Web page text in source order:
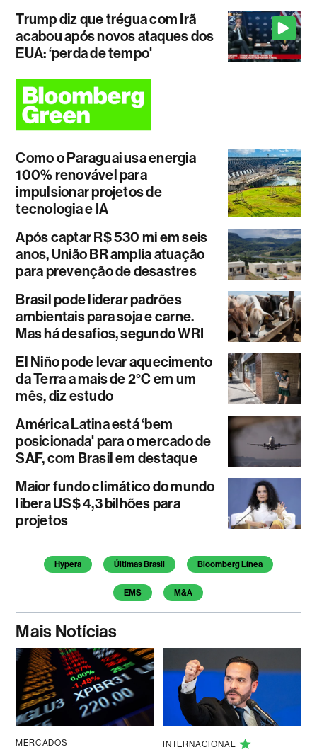
Trump diz que trégua com Irã
acabou após novos ataques dos
EUA: ‘perda de tempo'
Como o Paraguai usa energia
100% renovável para
impulsionar projetos de
tecnologia e IA
Após captar R$ 530 mi em seis
anos, União BR amplia atuação
para prevenção de desastres
Brasil pode liderar padrões
ambientais para soja e carne.
Mas há desafios, segundo WRI
El Niño pode levar aquecimento
da Terra a mais de 2°C em um
mês, diz estudo
América Latina está ‘bem
posicionada' para o mercado de
SAF, com Brasil em destaque
Maior fundo climático do mundo
libera US$ 4,3 bilhões para
projetos
Temas deste artigo
Hypera Últimas Brasil Bloomberg Línea
EMS M&A
Mais Notícias
MERCADOS INTERNACIONAL